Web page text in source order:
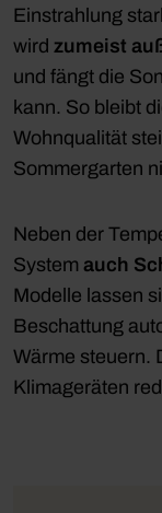
Einstrahlung
wird zumeist
und fängt die
kann. So bleibt
Wohnqualität
Sommergarten
Neben der
System auch
Modelle lassen
Beschattung
Wärme steuern.
Klimageräten